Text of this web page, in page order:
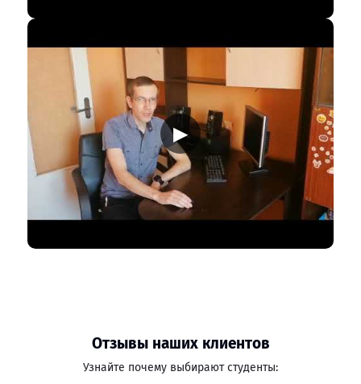
▶
Отзывы наших клиентов
Узнайте почему выбирают студенты: